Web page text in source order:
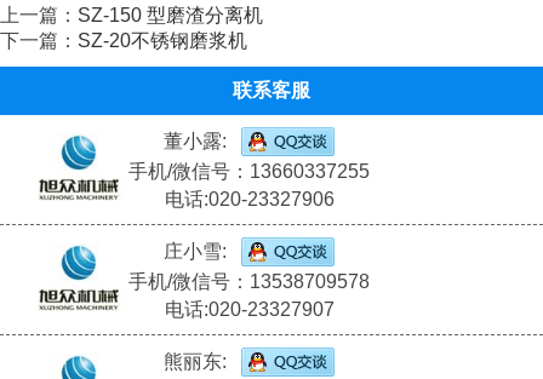
上一篇： SZ-150 型磨渣分离机
下一篇： SZ-20不锈钢磨浆机
联系客服
董小露:
手机/微信号：13660337255
电话:020-23327906
庄小雪:
手机/微信号：13538709578
电话:020-23327907
熊丽东: